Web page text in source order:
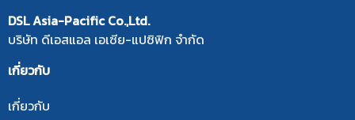
DSL Asia-Pacific Co.,Ltd.
บริษัท ดีเอสแอล เอเซีย-แปซิฟิก จำกัด
เกี่ยวกับ
เกี่ยวกับ